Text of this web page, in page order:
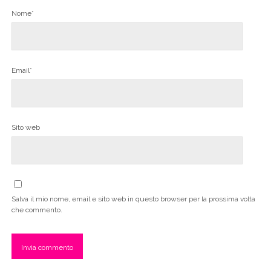
Nome*
Email*
Sito web
Salva il mio nome, email e sito web in questo browser per la prossima volta
che commento.